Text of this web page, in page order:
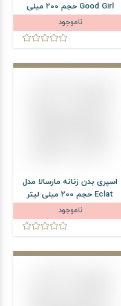
Good Girl حجم 200 میلی
لیتر
ناموجود
اسپری بدن زنانه مارسالا مدل
Eclat حجم 200 میلی لیتر
ناموجود